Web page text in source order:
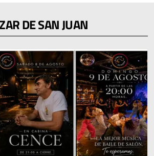
DE SAN JUAN